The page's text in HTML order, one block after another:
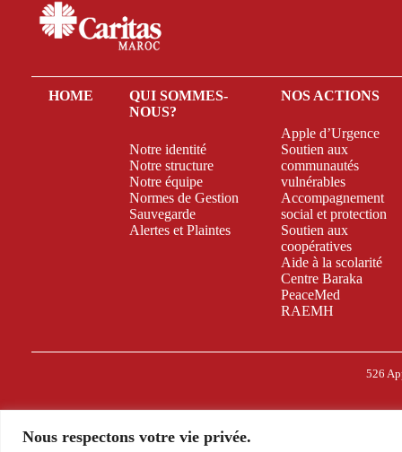
Nous respectons votre vie privée.
HOME
QUI SOMMES-
NOUS?
Notre identité
Notre structure
Notre équipe
Normes de Gestion
Sauvegarde
Alertes et Plaintes
NOS ACTIONS
Apple d’Urgence
Soutien aux
communautés
vulnérables
Accompagnement
social et protection
Soutien aux
coopératives
Aide à la scolarité
Centre Baraka
PeaceMed
RAEMH
526